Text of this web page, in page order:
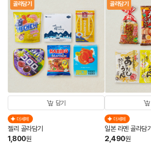
골라담기
담기
더세페
젤리 골라담기
1,800원
골라담기
더세페
일본 라멘 골라담기
2,490원